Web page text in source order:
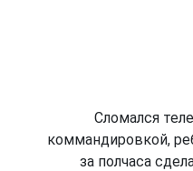
Сломался
коммандировкой,
за полчаса